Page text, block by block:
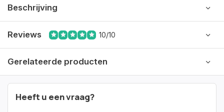
Beschrijving
Reviews 10/10
Gerelateerde producten
Heeft u een vraag?